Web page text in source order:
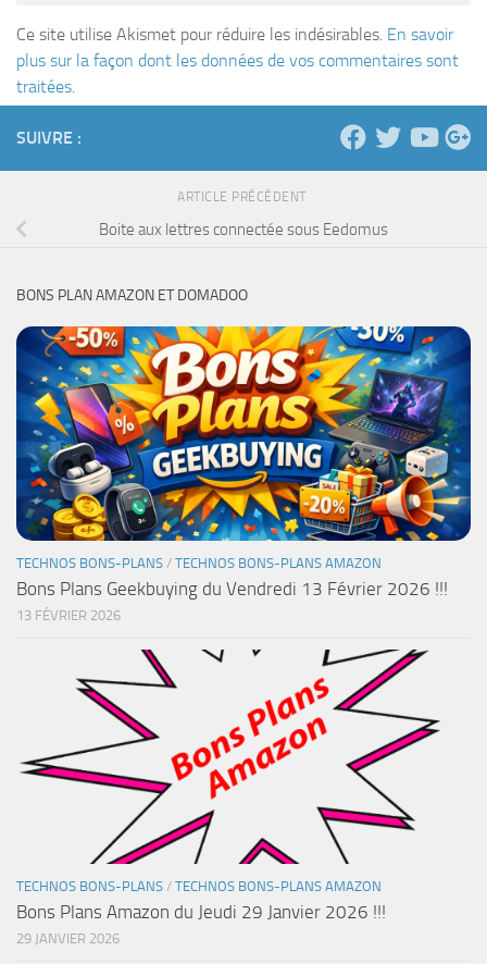
Ce site utilise Akismet pour réduire les indésirables. En savoir
plus sur la façon dont les données de vos commentaires sont
traitées.
SUIVRE :
ARTICLE PRÉCÉDENT
Boite aux lettres connectée sous Eedomus
BONS PLAN AMAZON ET DOMADOO
TECHNOS BONS-PLANS / TECHNOS BONS-PLANS AMAZON
Bons Plans Geekbuying du Vendredi 13 Février 2026 !!!
13 FÉVRIER 2026
TECHNOS BONS-PLANS / TECHNOS BONS-PLANS AMAZON
Bons Plans Amazon du Jeudi 29 Janvier 2026 !!!
29 JANVIER 2026